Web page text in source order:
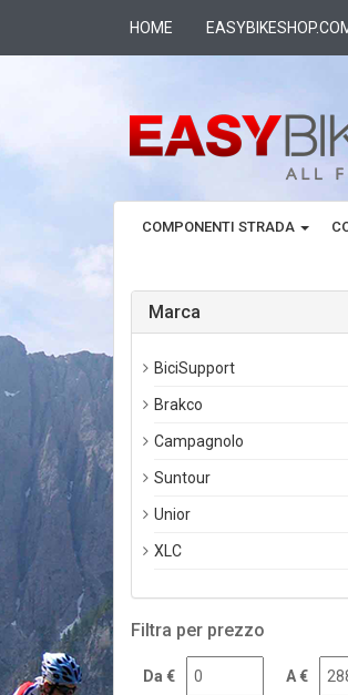
HOME
COMPONENTI STRADA
Marca
BiciSupport
Brakco
Campagnolo
Suntour
Unior
XLC
Filtra per prezzo
Da € A €